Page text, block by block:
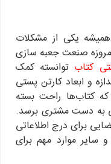
یکی از مشکلات
صنعت جعبه سازی
کتاب توانسته کمک
و ابعاد کارتن پستی
کتاب‌ها راحت بسته
به دست مشتری برسد.
برای درج اطلاعاتی
سایر موارد مهم برای